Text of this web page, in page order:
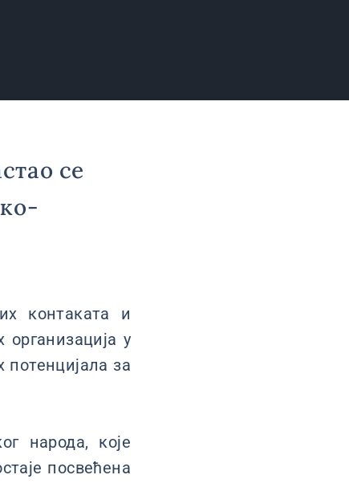
се
контаката и
организација у
за
народа, које
посвећена